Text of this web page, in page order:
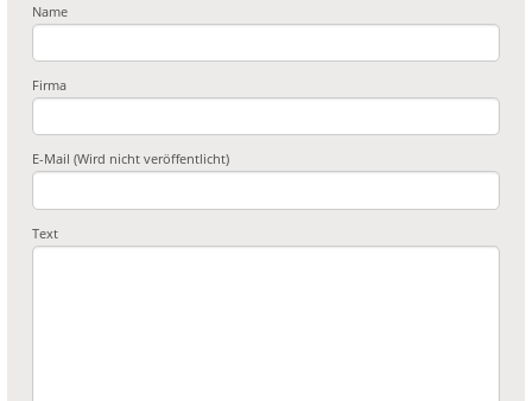
Name
Firma
E-Mail (Wird nicht veröffentlicht)
Text